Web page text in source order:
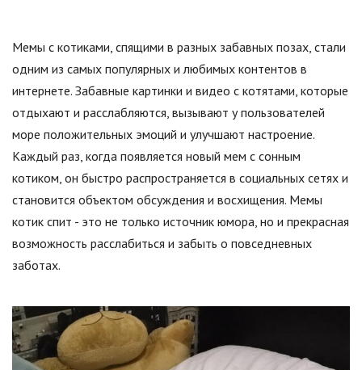
Мемы с котиками, спящими в разных забавных позах, стали
одним из самых популярных и любимых контентов в
интернете. Забавные картинки и видео с котятами, которые
отдыхают и расслабляются, вызывают у пользователей
море положительных эмоций и улучшают настроение.
Каждый раз, когда появляется новый мем с сонным
котиком, он быстро распространяется в социальных сетях и
становится объектом обсуждения и восхищения. Мемы
котик спит - это не только источник юмора, но и прекрасная
возможность расслабиться и забыть о повседневных
заботах.